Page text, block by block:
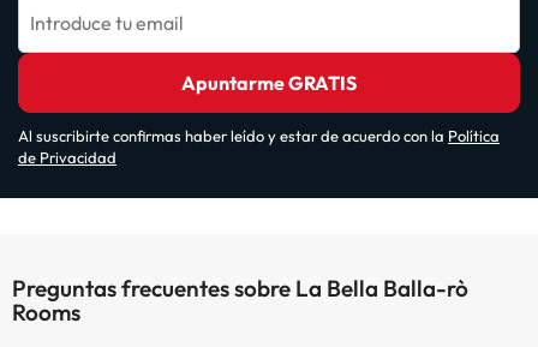
Introduce tu email
Apuntarme GRATIS
Al suscribirte confirmas haber leído y estar de acuerdo con la Política
de Privacidad
Preguntas frecuentes sobre La Bella Balla-rò
Rooms